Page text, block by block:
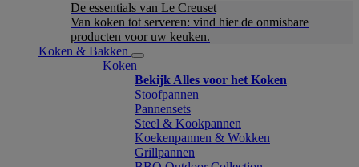
De essentials van Le Creuset
Van koken tot serveren: vind hier de onmisbare
producten voor uw keuken.
Koken & Bakken
Koken
Bekijk Alles voor het Koken
Stoofpannen
Pannensets
Steel & Kookpannen
Koekenpannen & Wokken
Grillpannen